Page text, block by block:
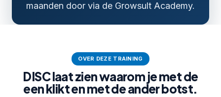
maanden door via de Growsult Academy.
OVER DEZE TRAINING
DISC laat zien waarom je met de
een klikt en met de ander botst.